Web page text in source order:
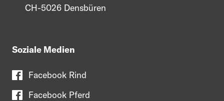
CH-5026 Densbüren
Soziale Medien
Facebook Rind
Facebook Pferd